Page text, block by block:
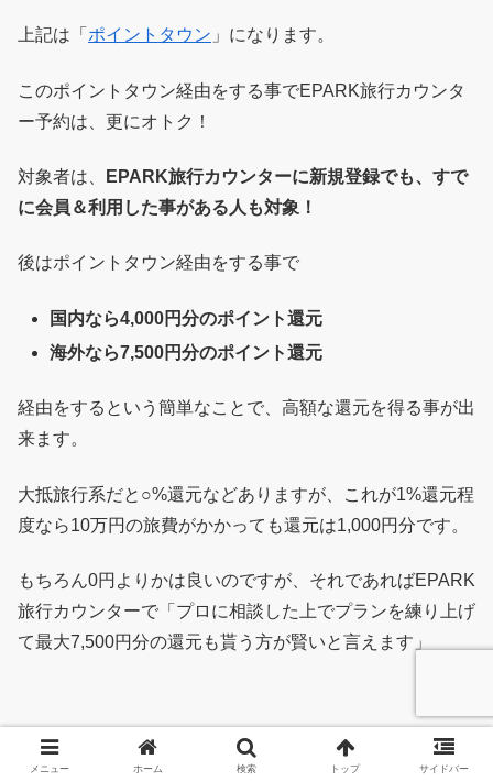
上記は「 ポイントタウン 」になります。
このポイントタウン経由をする事でEPARK旅行カウンタ
ー予約は、更にオトク！
対象者は、
EPARK旅行カウンターに新規登録でも、すで
に会員＆利用した事がある人も対象！
後はポイントタウン経由をする事で
国内なら4,000円分のポイント還元
海外なら7,500円分のポイント還元
経由をするという簡単なことで、高額な還元を得る事が出
来ます。
大抵旅行系だと○%還元などありますが、これが1%還元程
度なら10万円の旅費がかかっても還元は1,000円分です。
もちろん0円よりかは良いのですが、それであればEPARK
旅行カウンターで「プロに相談した上でプランを練り上げ
て最大7,500円分の還元も貰う方が賢いと言えます」
そして 2018/3/31までであり、先着 です。
メニュー ホーム 検索 トップ サイドバー